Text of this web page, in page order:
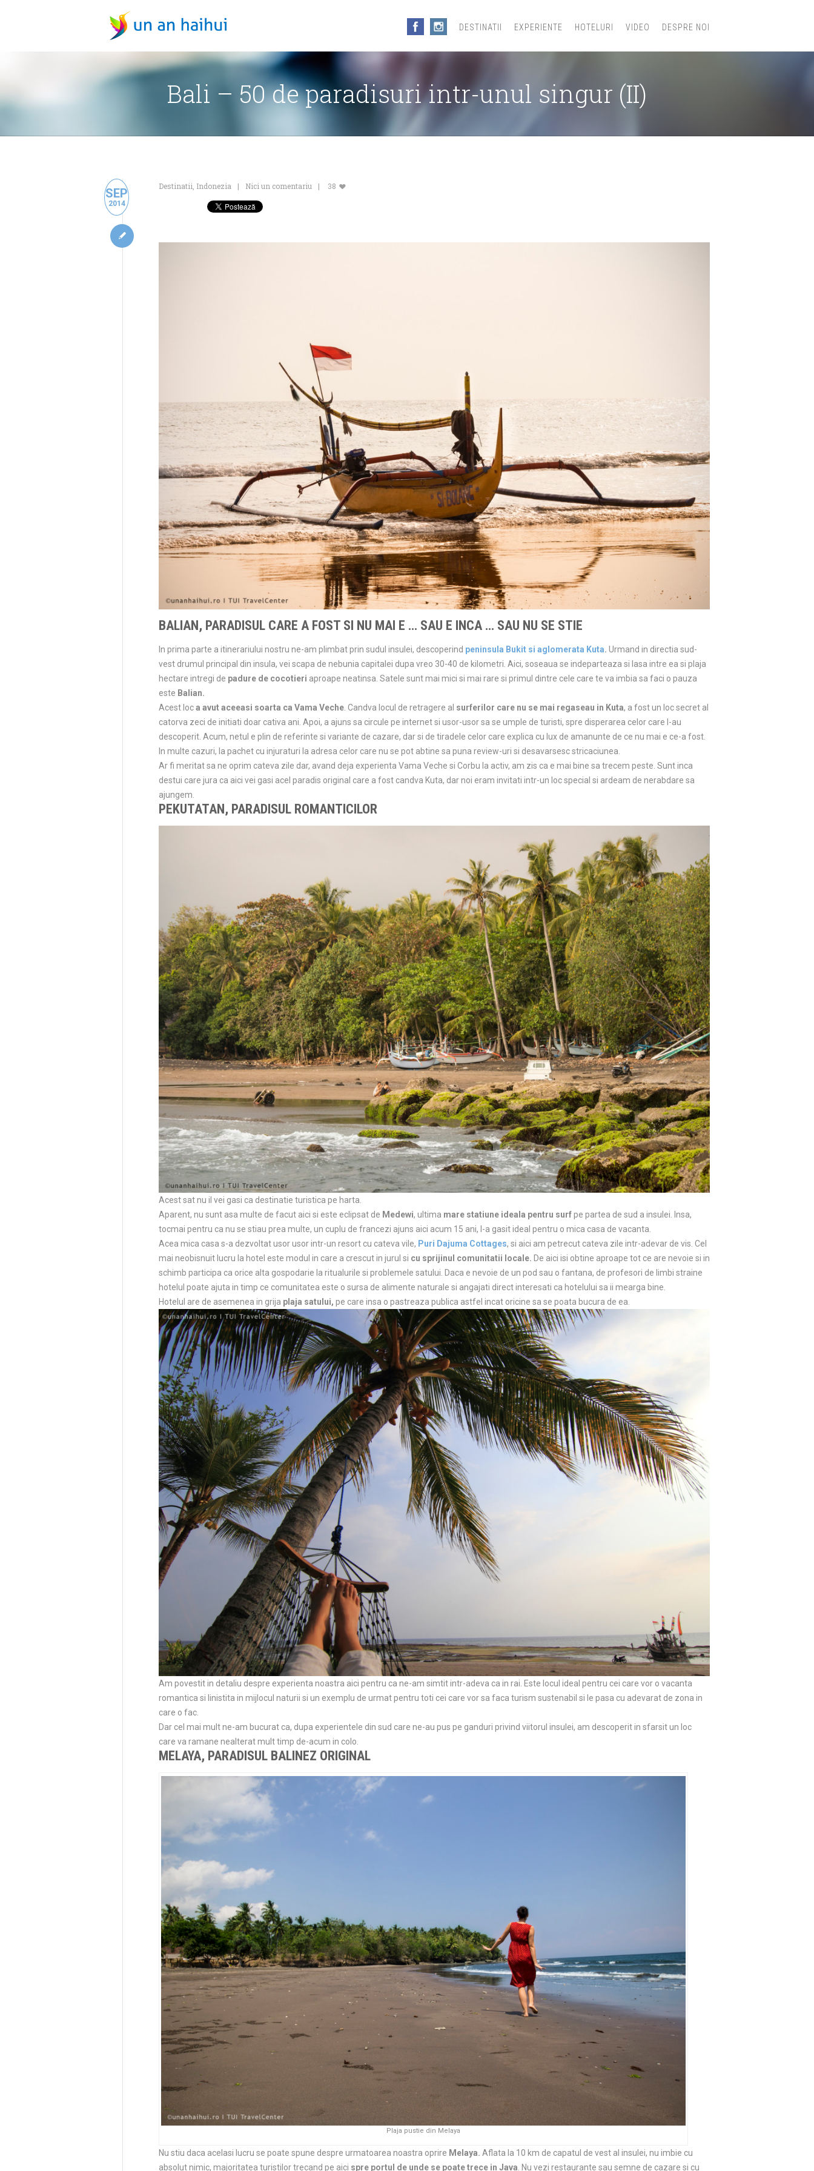
DESTINATII EXPERIENTE HOTELURI VIDEO DESPRE NOI
Bali – 50 de paradisuri intr-unul singur (II)
SEP
2014
Destinatii Indonezia Nici un comentariu 38
BALIAN, PARADISUL CARE A FOST SI NU MAI E … SAU E INCA … SAU NU SE STIE
In prima parte a itinerariului nostru ne-am plimbat prin sudul insulei, descoperind peninsula Bukit si aglomerata Kuta. Urmand in directia sud-
vest drumul principal din insula, vei scapa de nebunia capitalei dupa vreo 30-40 de kilometri. Aici, soseaua se indeparteaza si lasa intre ea si plaja
hectare intregi de padure de cocotieri aproape neatinsa. Satele sunt mai mici si mai rare si primul dintre cele care te va imbia sa faci o pauza
este Balian.
Acest loca avut aceeasi soarta ca Vama Veche . Candva locul de retragere al surferilor care nu se mai regaseau in Kuta, a fost un loc secret al
catorva zeci de initiati doar cativa ani. Apoi, a ajuns sa circule pe internet si usor-usor sa se umple de turisti, spre disperarea celor care l-au
descoperit. Acum, netul e plin de referinte si variante de cazare, dar si de tiradele celor care explica cu lux de amanunte de ce nu mai e ce-a fost.
In multe cazuri, la pachet cu injuraturi la adresa celor care nu se pot abtine sa puna review-uri si desavarsesc stricaciunea.
Ar fi meritat sa ne oprim cateva zile dar, avand deja experienta Vama Veche si Corbu la activ, am zis ca e mai bine sa trecem peste. Sunt inca
destui care jura ca aici vei gasi acel paradis original care a fost candva Kuta, dar noi eram invitati intr-un loc special si ardeam de nerabdare sa
ajungem.
PEKUTATAN, PARADISUL ROMANTICILOR
Acest sat nu il vei gasi ca destinatie turistica pe harta.
Aparent, nu sunt asa multe de facut aici si este eclipsat de Medewi, ultima mare statiune ideala pentru surfpe partea de sud a insulei. Insa,
tocmai pentru ca nu se stiau prea multe, un cuplu de francezi ajuns aici acum 15 ani, l-a gasit ideal pentru o mica casa de vacanta.
Acea mica casa s-a dezvoltat usor usor intr-un resort cu cateva vile, Puri Dajuma Cottages, si aici am petrecut cateva zile intr-adevar de vis. Cel
mai neobisnuit lucru la hotel este modul in care a crescut in jurul si cu sprijinul comunitatii locale. De aici isi obtine aproape tot ce are nevoie si in
schimb participa ca orice alta gospodarie la ritualurile si problemele satului. Daca e nevoie de un pod sau o fantana, de profesori de limbi straine
hotelul poate ajuta in timp ce comunitatea este o sursa de alimente naturale si angajati direct interesati ca hotelului sa ii mearga bine.
Hotelul are de asemenea in grija plaja satului, pe care insa o pastreaza publica astfel incat oricine sa se poata bucura de ea.
Am povestit in detaliu despre experienta noastra aici pentru ca ne-am simtit intr-adeva ca in rai. Este locul ideal pentru cei care vor o vacanta
romantica si linistita in mijlocul naturii si un exemplu de urmat pentru toti cei care vor sa faca turism sustenabil si le pasa cu adevarat de zona in
care o fac.
Dar cel mai mult ne-am bucurat ca, dupa experientele din sud care ne-au pus pe ganduri privind viitorul insulei, am descoperit in sfarsit un loc
care va ramane nealterat mult timp de-acum in colo.
MELAYA, PARADISUL BALINEZ ORIGINAL
Plaja pustie din Melaya
Nu stiu daca acelasi lucru se poate spune despre urmatoarea noastra oprire Melaya. Aflata la 10 km de capatul de vest al insulei, nu imbie cu
absolut nimic, majoritatea turistilor trecand pe aici spre portul de unde se poate trece in Java . Nu vezi restaurante sau semne de cazare si cu